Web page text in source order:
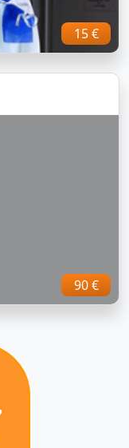
15 €
90 €